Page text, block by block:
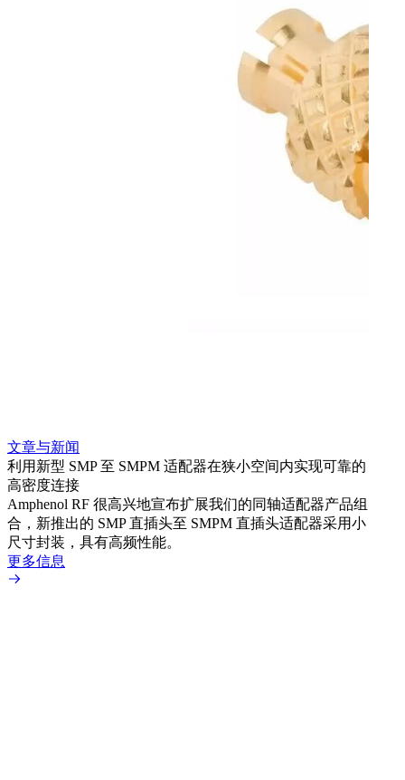
文章与新闻
利用新型 SMP 至 SMPM 适配器在狭小空间内实现可靠的
高密度连接
Amphenol RF 很高兴地宣布扩展我们的同轴适配器产品组
合，新推出的 SMP 直插头至 SMPM 直插头适配器采用小
尺寸封装，具有高频性能。
更多信息